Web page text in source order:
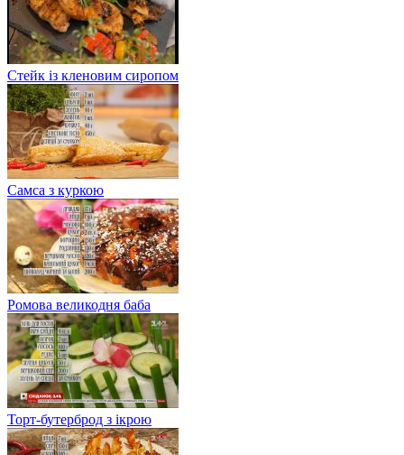
Стейк із кленовим сиропом
Самса з куркою
Ромова великодня баба
Торт-бутерброд з ікрою